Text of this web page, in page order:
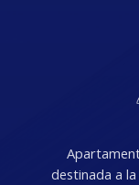
destinada a